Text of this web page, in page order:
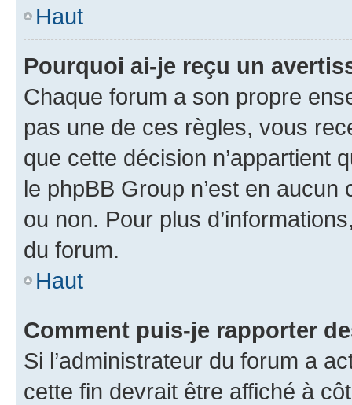
Haut
Pourquoi ai-je reçu un
Chaque forum a son propre
pas une de ces règles, vous
que cette décision n’appartient
le phpBB Group n’est en
ou non. Pour plus
du forum.
Haut
Comment puis-je rapporter
Si l’administrateur du forum a
cette fin devrait être affiché à